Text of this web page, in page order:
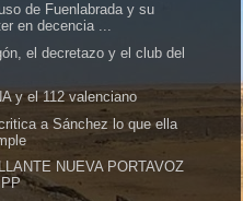
de Fuenlabrada y su
en decencia ...
el decretazo y el club del
y el 112 valenciano
a Sánchez lo que ella
NUEVA PORTAVOZ